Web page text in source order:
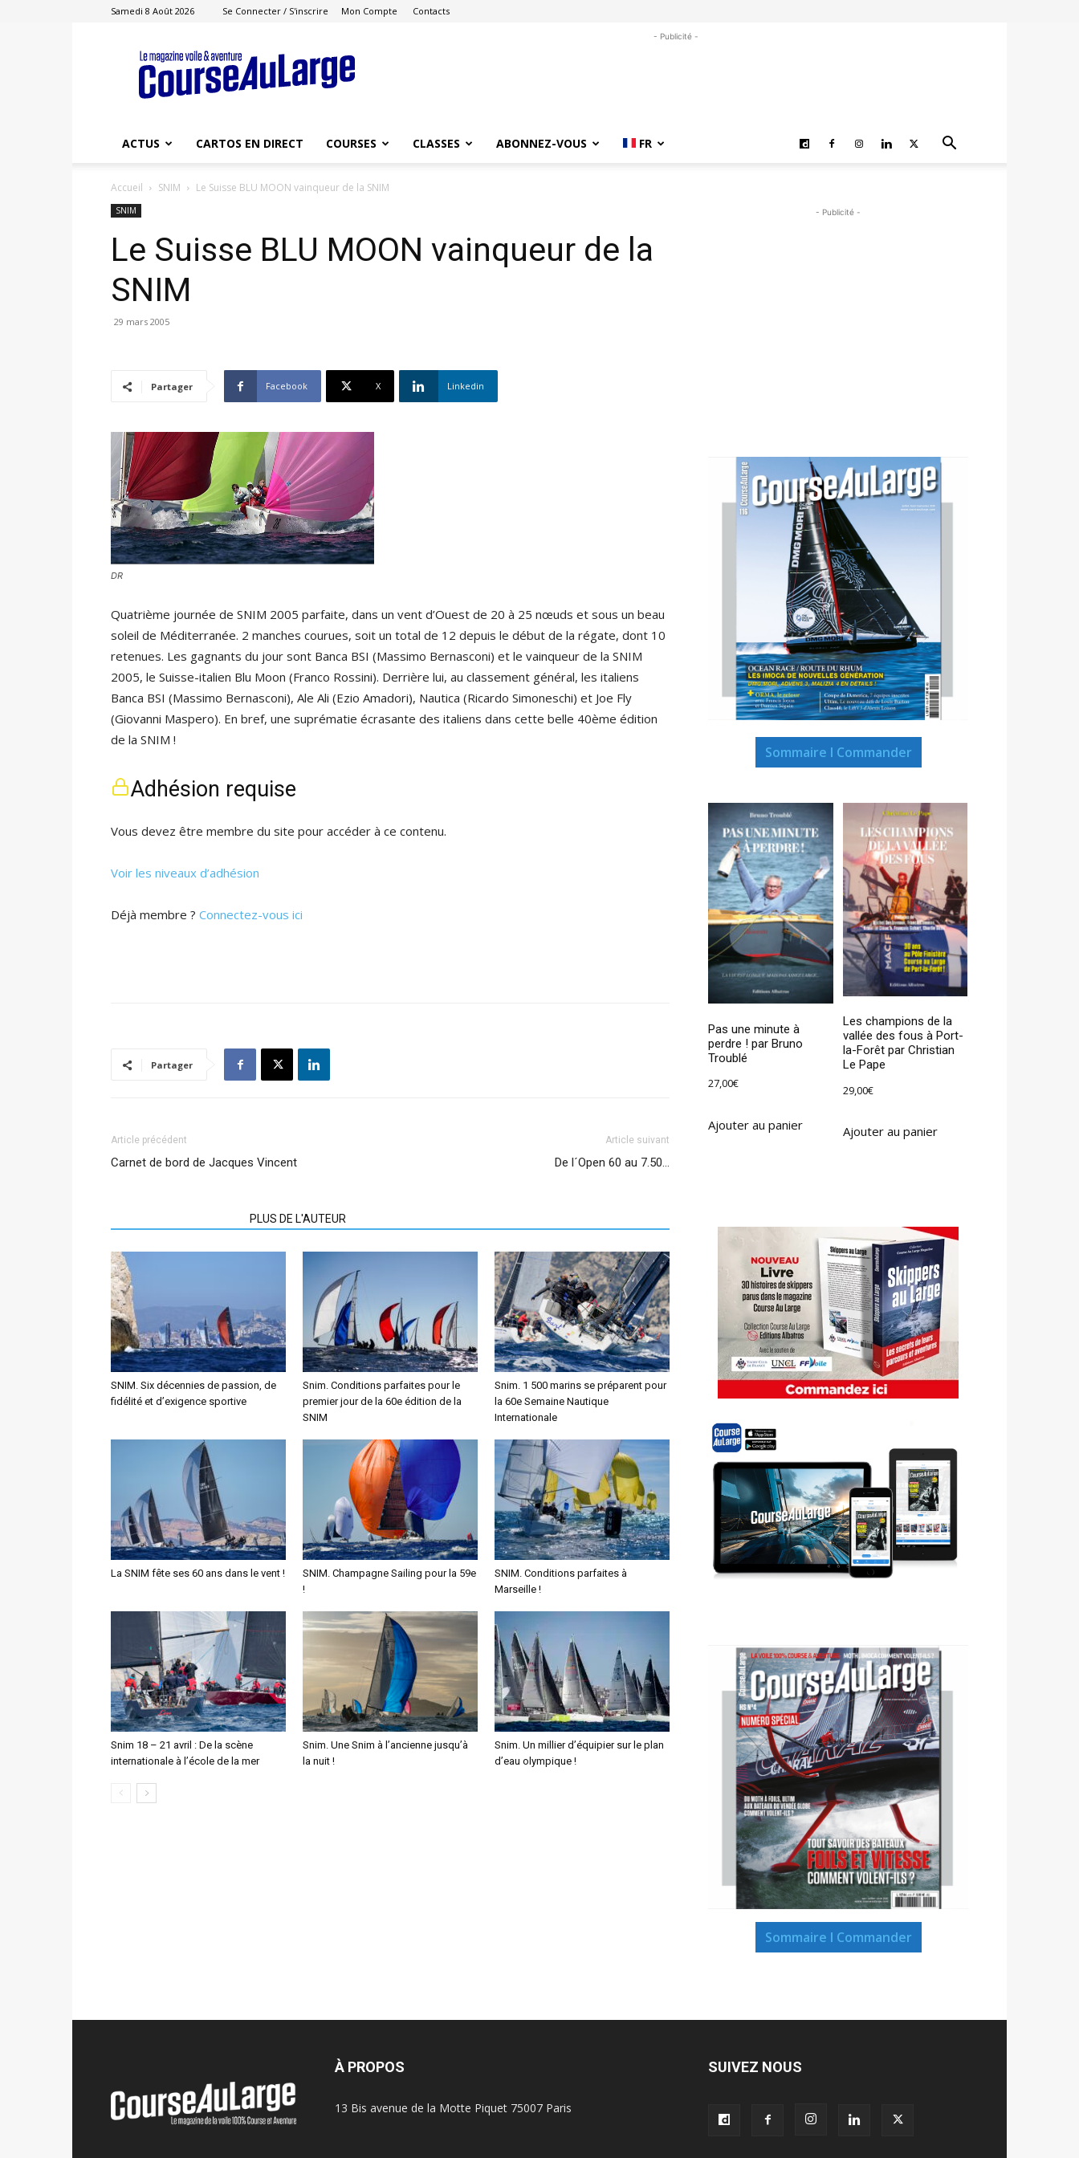
Samedi 8 Août 2026 Se Connecter / S'inscrire Mon Compte Contacts
Course
au
Large
- Publicité -
ACTUS CARTOS EN DIRECT COURSES CLASSES ABONNEZ-VOUS FR
Accueil SNIM Le Suisse BLU MOON vainqueur de la SNIM
SNIM
Le Suisse BLU MOON vainqueur de la
SNIM
29 mars 2005
Partager Facebook X Linkedin
DR
Quatrième journée de SNIM 2005 parfaite, dans un vent d’Ouest de 20 à 25 nœuds et sous un beau
soleil de Méditerranée. 2 manches courues, soit un total de 12 depuis le début de la régate, dont 10
retenues. Les gagnants du jour sont Banca BSI (Massimo Bernasconi) et le vainqueur de la SNIM
2005, le Suisse-italien Blu Moon (Franco Rossini). Derrière lui, au classement général, les italiens
Banca BSI (Massimo Bernasconi), Ale Ali (Ezio Amadori), Nautica (Ricardo Simoneschi) et Joe Fly
(Giovanni Maspero). En bref, une suprématie écrasante des italiens dans cette belle 40ème édition
de la SNIM !
Adhésion requise
Vous devez être membre du site pour accéder à ce contenu.
Voir les niveaux d’adhésion
Déjà membre ? Connectez-vous ici
Partager
Article précédent
Carnet de bord de Jacques Vincent
Article suivant
De l´Open 60 au 7.50…
PLUS DE L'AUTEUR
SNIM. Six décennies de passion, de
fidélité et d’exigence sportive
Snim. Conditions parfaites pour le
premier jour de la 60e édition de la
SNIM
Snim. 1 500 marins se préparent pour
la 60e Semaine Nautique
Internationale
La SNIM fête ses 60 ans dans le vent !
SNIM. Champagne Sailing pour la 59e
!
SNIM. Conditions parfaites à
Marseille !
Snim 18 – 21 avril : De la scène
internationale à l’école de la mer
Snim. Une Snim à l’ancienne jusqu’à
la nuit !
Snim. Un millier d’équipier sur le plan
d’eau olympique !
- Publicité -
Sommaire I Commander
Pas une minute à
perdre ! par Bruno
Troublé
27,00€
Ajouter au panier
Les champions de la
vallée des fous à Port-
la-Forêt par Christian
Le Pape
29,00€
Ajouter au panier
Sommaire I Commander
À PROPOS
13 Bis avenue de la Motte Piquet 75007 Paris
SUIVEZ NOUS